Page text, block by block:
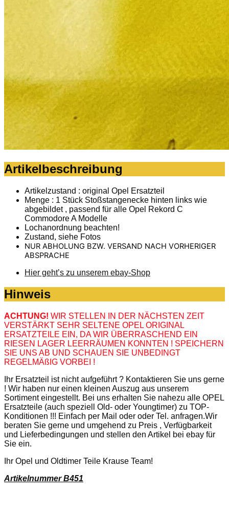
Artikelbeschreibung
Artikelzustand : original Opel Ersatzteil
Menge : 1 Stück Stoßstangenecke hinten links wie
abgebildet , passend für alle Opel Rekord C
Commodore A Modelle
Lochanordnung beachten!
Zustand, siehe Fotos
NUR ABHOLUNG BZW. VERSAND NACH VORHERIGER
ABSPRACHE
Hier geht’s zu unserem ebay-Shop
Hinweis
ACHTUNG! WIR STELLEN IN DER NÄCHSTEN ZEIT
VERSTÄRKT SEHR SELTENE OPEL ORIGINAL
ERSATZTEILE EIN, DA WIR ÜBERRASCHEND EIN
RIESEN LAGER LEERRÄUMEN KONNTEN ! SPEICHERN
SIE UNS AB UND SCHAUEN SIE UNBEDINGT
REGELMÄßIG VORBEI !
Ihr Ersatzteil ist nicht aufgeführt ? Kontaktieren Sie uns gerne
! Wir haben nur einen kleinen Auszug aus unserem
Sortiment eingestellt. Bei uns erhalten Sie nahezu alle OPEL
Ersatzteile (auch speziell Old- oder Youngtimer) zu TOP-
Konditionen !!! Einfach per Mail oder oder Tel. anfragen.Wir
beraten Sie gerne und umgehend zu Preis , Verfügbarkeit
und Lieferbedingungen und stellen den Artikel bei ebay für
Sie ein.
Ihr Opel und Oldtimer Teile Krause Team!
Artikelnummer B451